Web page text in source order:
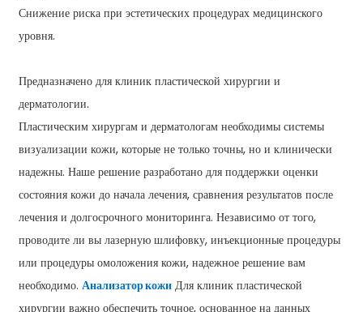
Снижение риска при эстетических процедурах медицинского
уровня.
Предназначено для клиник пластической хирургии и
дерматологии.
Пластическим хирургам и дерматологам необходимы системы
визуализации кожи, которые не только точны, но и клинически
надежны. Наше решение разработано для поддержки оценки
состояния кожи до начала лечения, сравнения результатов после
лечения и долгосрочного мониторинга. Независимо от того,
проводите ли вы лазерную шлифовку, инъекционные процедуры
или процедуры омоложения кожи, надежное решение вам
необходимо. Анализатор кожиДля клиник пластической
хирургии важно обеспечить точное, основанное на данных